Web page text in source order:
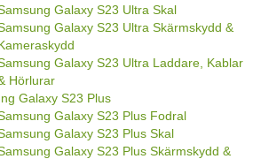
Galaxy S23 Ultra Skal
Galaxy S23 Ultra Skärmskydd &
Galaxy S23 Ultra Laddare, Kablar
Hörlurar
Galaxy S23 Plus
Galaxy S23 Plus Fodral
Galaxy S23 Plus Skal
Galaxy S23 Plus Skärmskydd &